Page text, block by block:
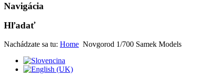
Navigácia
Hľadať
Nachádzate sa tu: Home Novgorod 1/700 Samek Models